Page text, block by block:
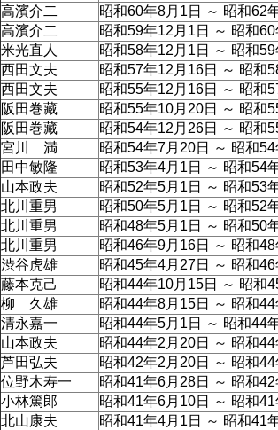
高濱介二
昭和60年8月1日 ～ 昭和62
高濱介二
昭和59年12月1日 ～ 昭和60
米光直人
昭和58年12月1日 ～ 昭和59
西田文夫
昭和57年12月16日 ～ 昭和
西田文夫
昭和55年12月16日 ～ 昭和
阪田巻藏
昭和55年10月20日 ～ 昭和
阪田巻藏
昭和54年12月26日 ～ 昭和
宮川 満
昭和54年7月20日 ～ 昭和54
田中敏隆
昭和53年4月1日 ～ 昭和54
山本政夫
昭和52年5月1日 ～ 昭和53
北川重男
昭和50年5月1日 ～ 昭和52
北川重男
昭和48年5月1日 ～ 昭和50
北川重男
昭和46年9月16日 ～ 昭和48
渋谷虎雄
昭和45年4月27日 ～ 昭和46
藤本克己
昭和44年10月15日 ～ 昭和
柳 久雄
昭和44年8月15日 ～ 昭和44
清永嘉一
昭和44年5月1日 ～ 昭和44
山本政夫
昭和44年2月20日 ～ 昭和44
芦田弘夫
昭和42年2月20日 ～ 昭和44
位野木寿一
昭和41年6月28日 ～ 昭和42
小林篤郎
昭和41年6月10日 ～ 昭和41
北山康夫
昭和41年4月1日 ～ 昭和41